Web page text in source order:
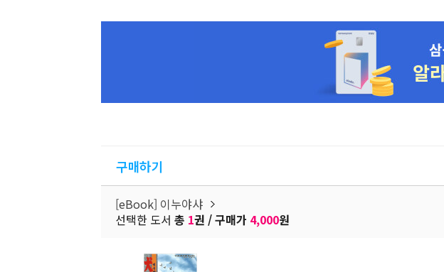
구매하기
[eBook] 이누야샤
선택한 도서 총 1권 / 구매가 4,000원